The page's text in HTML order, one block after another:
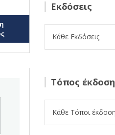
Εκδόσεις
Κάθε Εκδόσεις
Τόπος
Κάθε Τόποι